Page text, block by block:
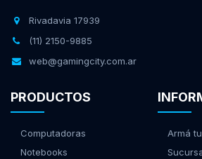
Rivadavia 17939
(11) 2150-9885
web@gamingcity.com.ar
PRODUCTOS
Computadoras
Notebooks
Armá